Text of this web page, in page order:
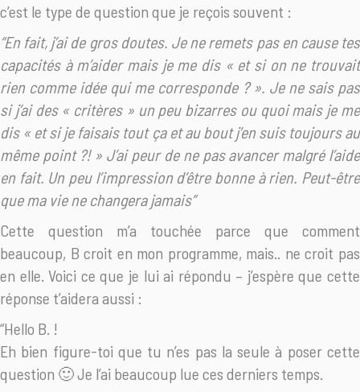
c’est le type de question que je reçois souvent :
“En fait, j’ai de gros doutes. Je ne remets pas en cause tes
capacités à m’aider mais je me dis « et si on ne trouvait
rien comme idée qui me corresponde ? ». Je ne sais pas
si j’ai des « critères » un peu bizarres ou quoi mais je me
dis « et si je faisais tout ça et au bout j’en suis toujours au
même point ?! » J’ai peur de ne pas avancer malgré l’aide
en fait. Un peu l’impression d’être bonne à rien. Peut-être
que ma vie ne changera jamais”
Cette question m’a touchée parce que comment
beaucoup, B croit en mon programme, mais.. ne croit pas
en elle. Voici ce que je lui ai répondu – j’espère que cette
réponse t’aidera aussi :
“Hello B. !
Eh bien figure-toi que tu n’es pas la seule à poser cette
question 🙂 Je l’ai beaucoup lue ces derniers temps.